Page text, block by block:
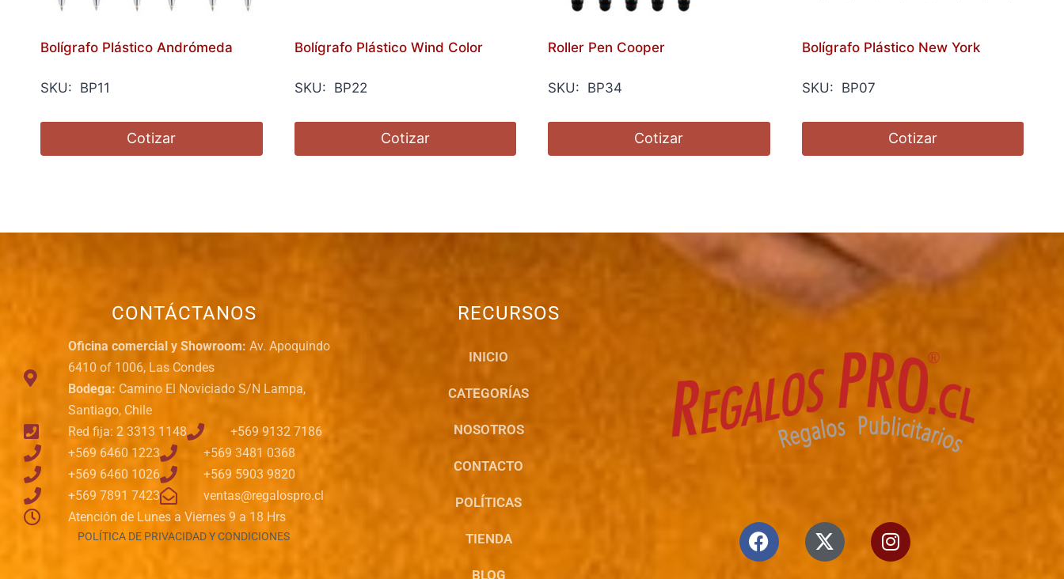
Bolígrafo Plástico Andrómeda
SKU: BP11
Cotizar
Bolígrafo Plástico Wind Color
SKU: BP22
Cotizar
Roller Pen Cooper
SKU: BP34
Cotizar
Bolígrafo Plástico New York
SKU: BP07
Cotizar
CONTÁCTANOS
Oficina comercial y Showroom: Av. Apoquindo
6410 of 1006, Las Condes
Bodega: Camino El Noviciado S/N Lampa,
Santiago, Chile
Red fija: 2 3313 1148
+569 9132 7186
+569 6460 1223
+569 3481 0368
+569 6460 1026
+569 5903 9820
+569 7891 7423
ventas@regalospro.cl
Atención de Lunes a Viernes 9 a 18 Hrs
POLÍTICA DE PRIVACIDAD Y CONDICIONES
RECURSOS
INICIO
CATEGORÍAS
NOSOTROS
CONTACTO
POLÍTICAS
TIENDA
BLOG